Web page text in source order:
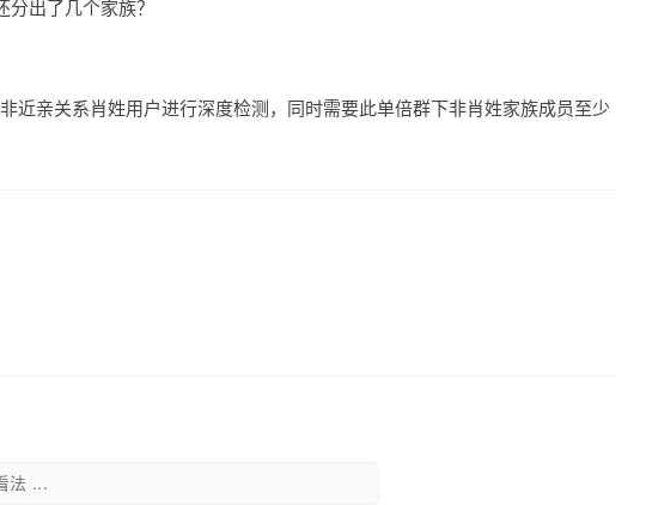
出了几个家族？
近亲关系肖姓用户进行深度检测，同时需要此单倍群下非肖姓家族成员至少
法 ...